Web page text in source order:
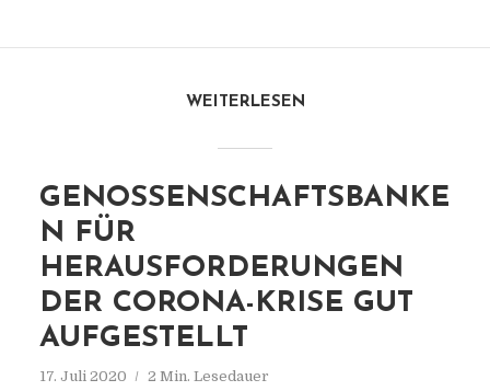
WEITERLESEN
GENOSSENSCHAFTSBANKE
N FÜR
HERAUSFORDERUNGEN
DER CORONA-KRISE GUT
AUFGESTELLT
17. Juli 2020 2 Min. Lesedauer